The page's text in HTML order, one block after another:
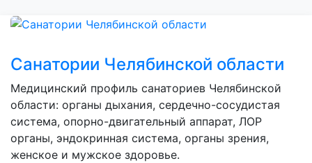
Санатории Челябинской области
Медицинский профиль санаториев Челябинской
области: органы дыхания, сердечно-сосудистая
система, опорно-двигательный аппарат, ЛОР
органы, эндокринная система, органы зрения,
женское и мужское здоровье.